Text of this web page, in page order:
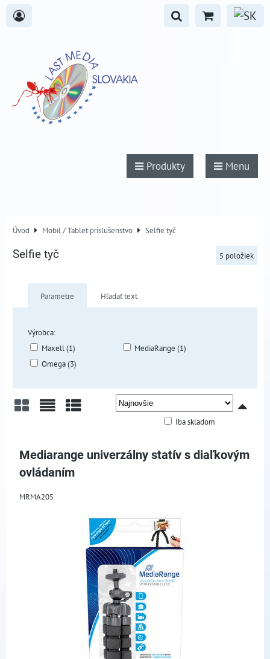
Produkty Menu
Úvod Mobil / Tablet príslušenstvo Selfie tyč
Selfie tyč 5 položiek
Parametre Hľadať text
Výrobca:
Maxell (1)
MediaRange (1)
Omega (3)
Iba skladom
Mediarange univerzálny statív s diaľkovým
ovládaním
MRMA205